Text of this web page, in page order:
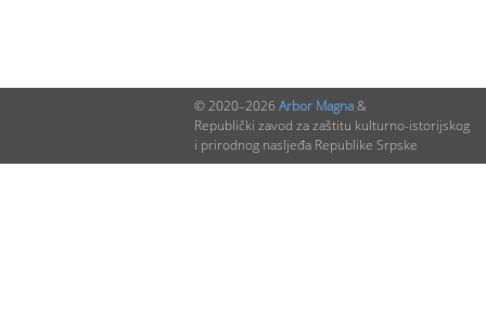
© 2020–2026 Arbor Magna&
Republički zavod za zaštitu kulturno-istorijskog
i prirodnog nasljeđa Republike Srpske